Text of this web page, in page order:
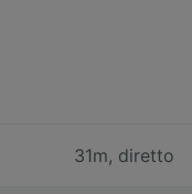
31m, diretto